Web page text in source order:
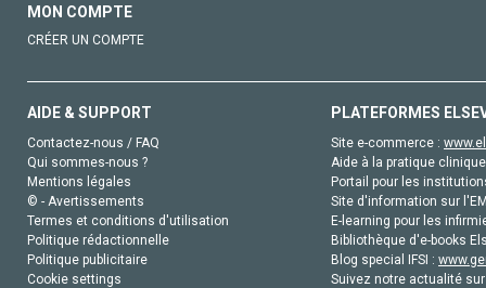
MON COMPTE
CRÉER UN COMPTE
AIDE & SUPPORT
Contactez-nous / FAQ
Qui sommes-nous ?
Mentions légales
© - Avertissements
Termes et conditions d'utilisation
Politique rédactionnelle
Politique publicitaire
Cookie settings
PLATEFORMES
Site e-commerce :
Aide à la pratique
Portail pour les
Site d'information sur
E-learning pour les
Bibliothèque d'e-books
Blog special IFSI :
Suivez notre actualité